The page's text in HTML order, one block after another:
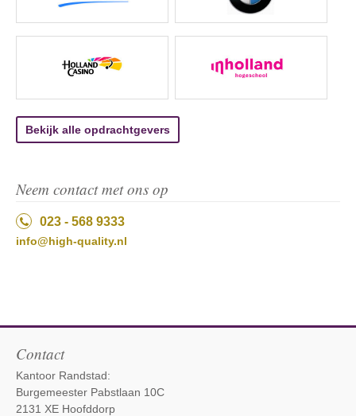
Bekijk alle opdrachtgevers
Neem contact met ons op
023 - 568 9333
info@high-quality.nl
Contact
Kantoor Randstad:
Burgemeester Pabstlaan 10C
2131 XE Hoofddorp